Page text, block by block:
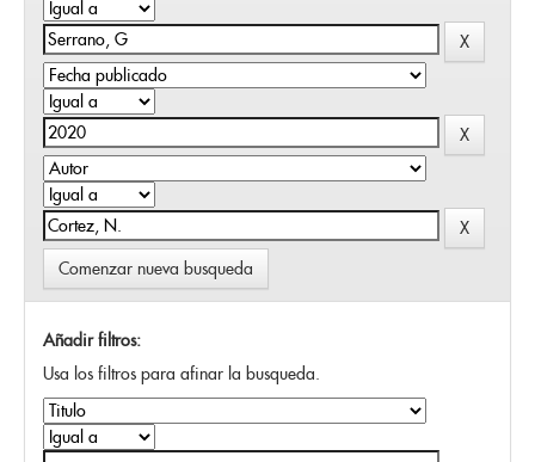
Comenzar nueva busqueda
Añadir filtros:
Usa los filtros para afinar la busqueda.